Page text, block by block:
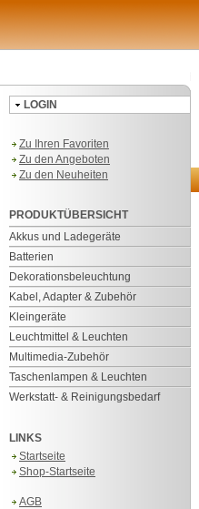
LOGIN
Zu Ihren Favoriten
Zu den Angeboten
Zu den Neuheiten
PRODUKTÜBERSICHT
Akkus und Ladegeräte
Batterien
Dekorationsbeleuchtung
Kabel, Adapter & Zubehör
Kleingeräte
Leuchtmittel & Leuchten
Multimedia-Zubehör
Taschenlampen & Leuchten
Werkstatt- & Reinigungsbedarf
LINKS
Startseite
Shop-Startseite
AGB